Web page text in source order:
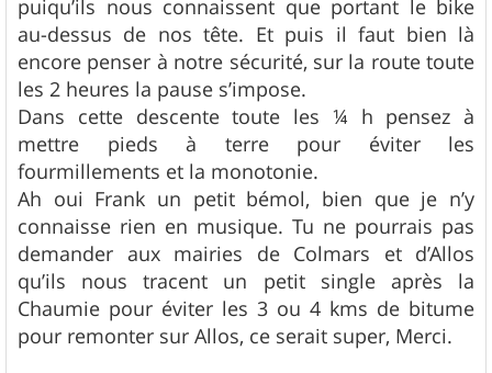
puiqu’ils nous connaissent que portant le bike
au-dessus de nos tête. Et puis il faut bien là
encore penser à notre sécurité, sur la route toute
les 2 heures la pause s’impose.
Dans cette descente toute les ¼ h pensez à
mettre pieds à terre pour éviter les
fourmillements et la monotonie.
Ah oui Frank un petit bémol, bien que je n’y
connaisse rien en musique. Tu ne pourrais pas
demander aux mairies de Colmars et d’Allos
qu’ils nous tracent un petit single après la
Chaumie pour éviter les 3 ou 4 kms de bitume
pour remonter sur Allos, ce serait super, Merci.